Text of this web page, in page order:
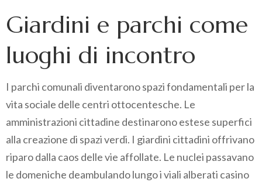
Giardini e parchi come
luoghi di incontro
I parchi comunali diventarono spazi fondamentali per la
vita sociale delle centri ottocentesche. Le
amministrazioni cittadine destinarono estese superfici
alla creazione di spazi verdi. I giardini cittadini offrivano
riparo dalla caos delle vie affollate. Le nuclei passavano
le domeniche deambulando lungo i viali alberati casino